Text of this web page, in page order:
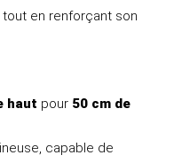
en renforçant son
haut pour 50 cm de
capable de